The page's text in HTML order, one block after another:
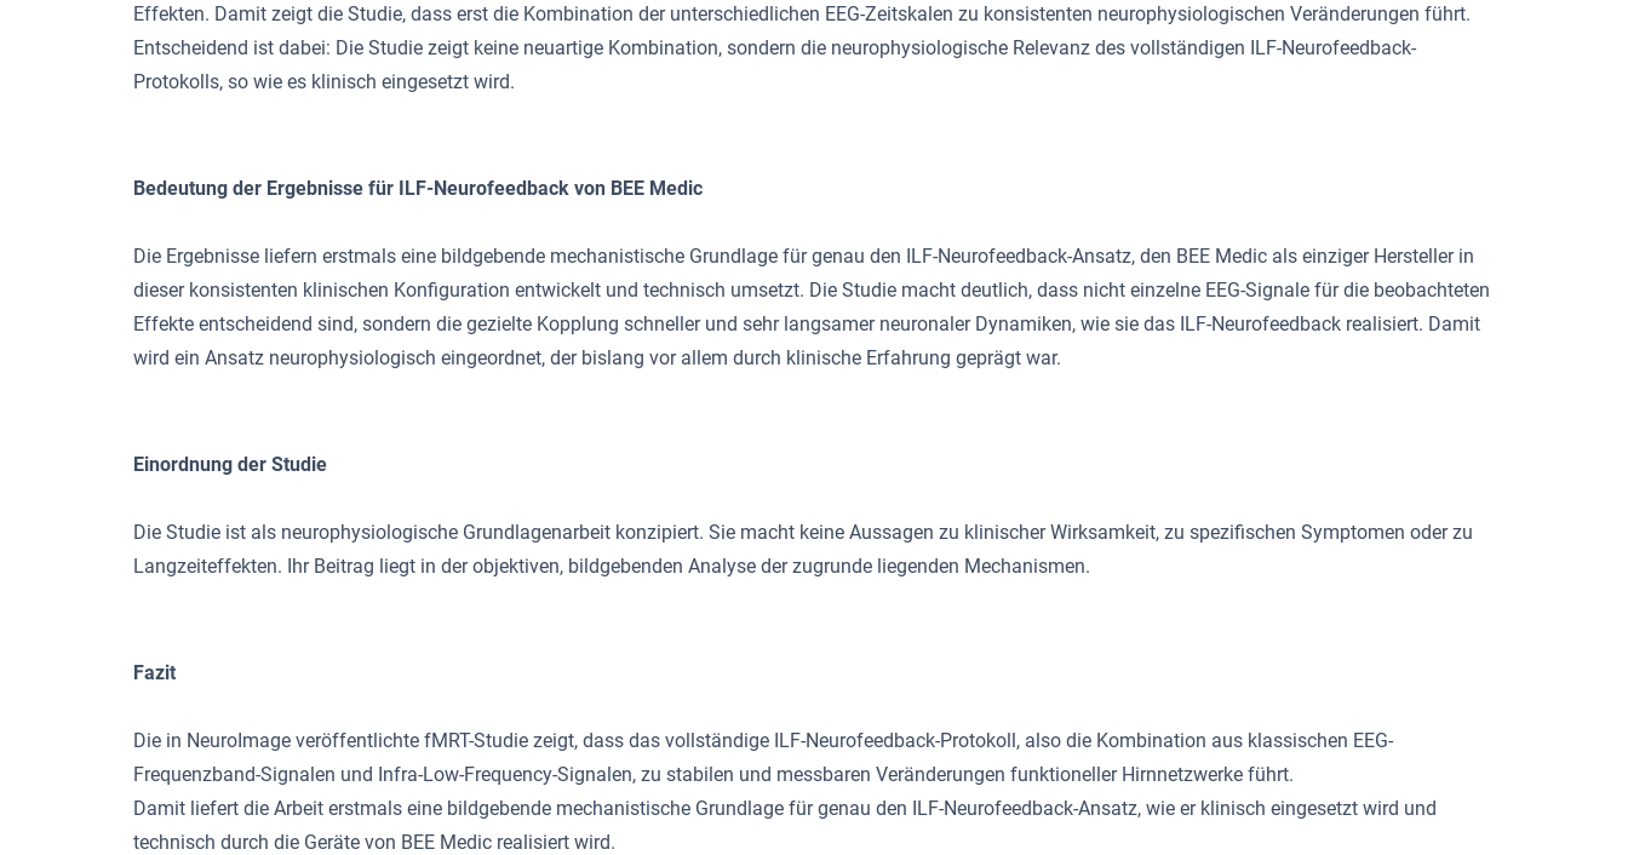
Effekten. Damit zeigt die Studie, dass erst die Kombination der unterschiedlichen EEG-Zeitskalen zu konsistenten neurophysiologischen Veränderungen führt.
Entscheidend ist dabei: Die Studie zeigt keine neuartige Kombination, sondern die neurophysiologische Relevanz des vollständigen ILF-Neurofeedback-
Protokolls, so wie es klinisch eingesetzt wird.
Bedeutung der Ergebnisse für ILF-Neurofeedback von BEE Medic
Die Ergebnisse liefern erstmals eine bildgebende mechanistische Grundlage für genau den ILF-Neurofeedback-Ansatz, den BEE Medic als einziger Hersteller in
dieser konsistenten klinischen Konfiguration entwickelt und technisch umsetzt. Die Studie macht deutlich, dass nicht einzelne EEG-Signale für die beobachteten
Effekte entscheidend sind, sondern die gezielte Kopplung schneller und sehr langsamer neuronaler Dynamiken, wie sie das ILF-Neurofeedback realisiert. Damit
wird ein Ansatz neurophysiologisch eingeordnet, der bislang vor allem durch klinische Erfahrung geprägt war.
Einordnung der Studie
Die Studie ist als neurophysiologische Grundlagenarbeit konzipiert. Sie macht keine Aussagen zu klinischer Wirksamkeit, zu spezifischen Symptomen oder zu
Langzeiteffekten. Ihr Beitrag liegt in der objektiven, bildgebenden Analyse der zugrunde liegenden Mechanismen.
Fazit
Die in NeuroImage veröffentlichte fMRT-Studie zeigt, dass das vollständige ILF-Neurofeedback-Protokoll, also die Kombination aus klassischen EEG-
Frequenzband-Signalen und Infra-Low-Frequency-Signalen, zu stabilen und messbaren Veränderungen funktioneller Hirnnetzwerke führt.
Damit liefert die Arbeit erstmals eine bildgebende mechanistische Grundlage für genau den ILF-Neurofeedback-Ansatz, wie er klinisch eingesetzt wird und
technisch durch die Geräte von BEE Medic realisiert wird.